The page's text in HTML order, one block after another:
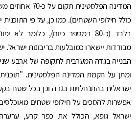
המדינה
כולל חילופי השטחים). כמו כן, על פי התוכנית
בלבד (כ-80 במספר כיום), כלומר לא
מבודדות יישארו כמובלעות בריבונות
הבנייה בגדה המערבית לתקופה של ארבע
ומתן על הקמת המדינה הפלסטינית.
ישראלית בהתנחלויות בגדה וכן בכל שטח
אפשרות להסכים על חילופי שטחים
ישראל גופא, הכולל את כפר קרע,